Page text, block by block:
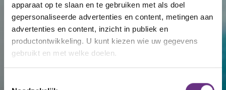
apparaat op te slaan en te gebruiken met als doel
gepersonaliseerde advertenties en content, metingen aan
advertenties en content, inzicht in publiek en
productontwikkeling. U kunt kiezen wie uw gegevens
gebruikt en met welke doelen.